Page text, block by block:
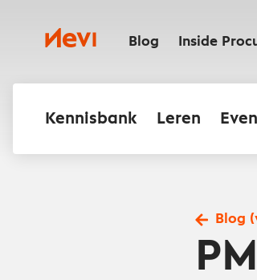
inhoudNevi Blog Inside
Kennisbank Leren
Blog